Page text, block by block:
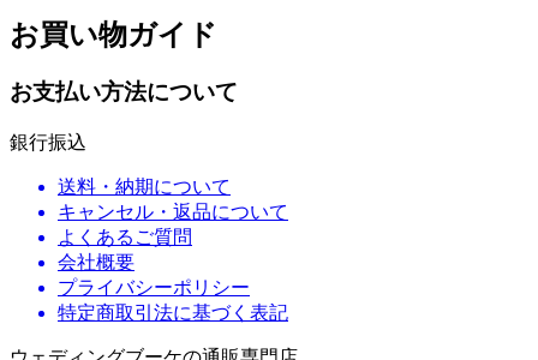
お買い物ガイド
お支払い方法について
銀行振込
送料・納期について
キャンセル・返品について
よくあるご質問
会社概要
プライバシーポリシー
特定商取引法に基づく表記